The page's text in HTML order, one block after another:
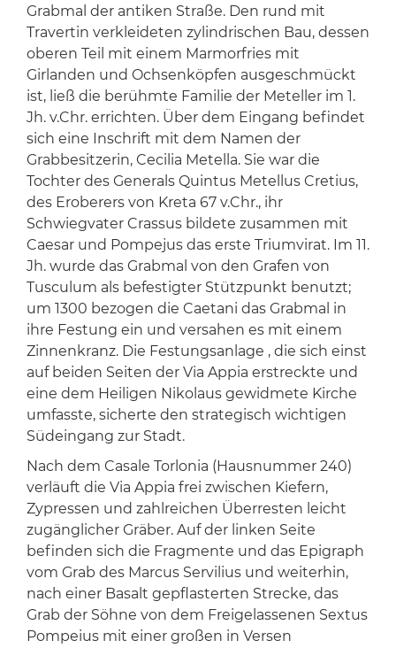
Grabmal der antiken Straße. Den rund mit
Travertin verkleideten zylindrischen Bau, dessen
oberen Teil mit einem Marmorfries mit
Girlanden und Ochsenköpfen ausgeschmückt
ist, ließ die berühmte Familie der Meteller im 1.
Jh. v.Chr. errichten. Über dem Eingang befindet
sich eine Inschrift mit dem Namen der
Grabbesitzerin, Cecilia Metella. Sie war die
Tochter des Generals Quintus Metellus Cretius,
des Eroberers von Kreta 67 v.Chr., ihr
Schwiegvater Crassus bildete zusammen mit
Caesar und Pompejus das erste Triumvirat. Im 11.
Jh. wurde das Grabmal von den Grafen von
Tusculum als befestigter Stützpunkt benutzt;
um 1300 bezogen die Caetani das Grabmal in
ihre Festung ein und versahen es mit einem
Zinnenkranz. Die Festungsanlage , die sich einst
auf beiden Seiten der Via Appia erstreckte und
eine dem Heiligen Nikolaus gewidmete Kirche
umfasste, sicherte den strategisch wichtigen
Südeingang zur Stadt.
Nach dem Casale Torlonia (Hausnummer 240)
verläuft die Via Appia frei zwischen Kiefern,
Zypressen und zahlreichen Überresten leicht
zugänglicher Gräber. Auf der linken Seite
befinden sich die Fragmente und das Epigraph
vom Grab des Marcus Servilius und weiterhin,
nach einer Basalt gepflasterten Strecke, das
Grab der Söhne von dem Freigelassenen Sextus
Pompeius mit einer großen in Versen